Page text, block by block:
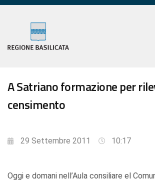
A Satriano formazione per
censimento
29 Settembre 2011 10:17
Oggi e domani nell’Aula consiliare el